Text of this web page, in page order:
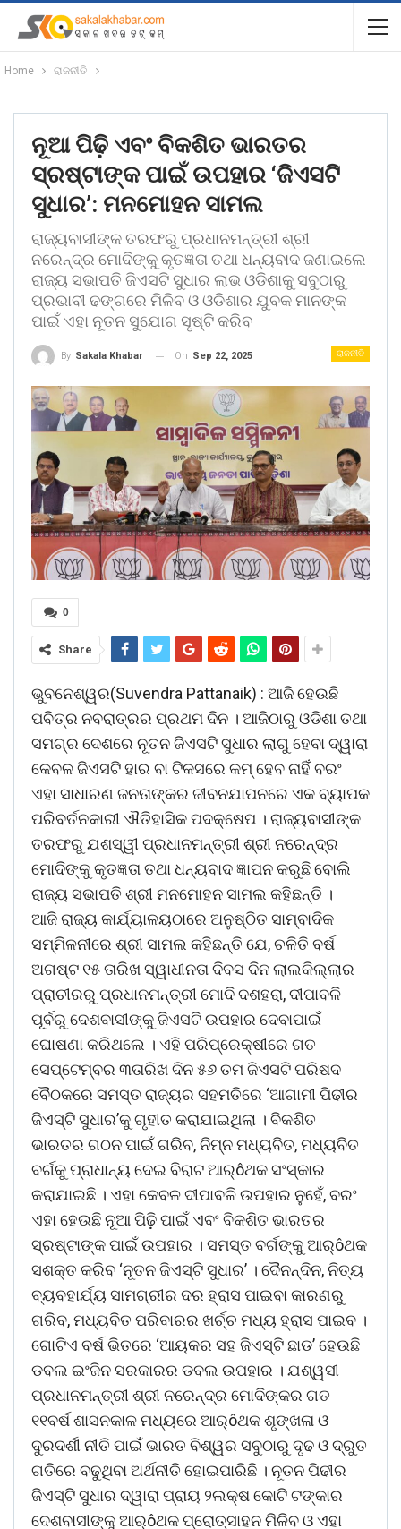
Home ରାଜନୀତି
ନୂଆ ପିଢ଼ି ଏବଂ ବିକଶିତ ଭାରତର
ସ୍ରଷ୍ଟାଙ୍କ ପାଇଁ ଉପହାର ‘ଜିଏସଟି
ସୁଧାର’: ମନମୋହନ ସାମଲ
ରାଜ୍ୟବାସୀଙ୍କ ତରଫରୁ ପ୍ରଧାନମନ୍ତ୍ରୀ ଶ୍ରୀ
ନରେନ୍ଦ୍ର ମୋଦିଙ୍କୁ କୃତଜ୍ଞତା ତଥା ଧନ୍ୟବାଦ ଜଣାଇଲେ
ରାଜ୍ୟ ସଭାପତି ଜିଏସଟି ସୁଧାର ଲାଭ ଓଡିଶାକୁ ସବୁଠାରୁ
ପ୍ରଭାବୀ ଢଙ୍ଗରେ ମିଳିବ ଓ ଓଡିଶାର ଯୁବକ ମାନଙ୍କ
ପାଇଁ ଏହା ନୂତନ ସୁଯୋଗ ସୃଷ୍ଟି କରିବ
ରାଜନୀତି
By Sakala Khabar On Sep 22, 2025
0
Share
ଭୁବନେଶ୍ୱର(Suvendra Pattanaik) : ଆଜି ହେଉଛି
ପବିତ୍ର ନବରାତ୍ରର ପ୍ରଥମ ଦିନ । ଆଜିଠାରୁ ଓଡିଶା ତଥା
ସମଗ୍ର ଦେଶରେ ନୂତନ ଜିଏସଟି ସୁଧାର ଲାଗୁ ହେବା ଦ୍ୱାରା
କେବଳ ଜିଏସଟି ହାର ବା ଟିକସରେ କମ୍ ହେବ ନାହିଁ ବରଂ
ଏହା ସାଧାରଣ ଜନତାଙ୍କର ଜୀବନଯାପନରେ ଏକ ବ୍ୟାପକ
ପରିବର୍ତନକାରୀ ଐତିହାସିକ ପଦକ୍ଷେପ । ରାଜ୍ୟବାସୀଙ୍କ
ତରଫରୁ ଯଶସ୍ୱୀ ପ୍ରଧାନମନ୍ତ୍ରୀ ଶ୍ରୀ ନରେନ୍ଦ୍ର
ମୋଦିଙ୍କୁ କୃତଜ୍ଞତା ତଥା ଧନ୍ୟବାଦ ଜ୍ଞାପନ କରୁଛି ବୋଲି
ରାଜ୍ୟ ସଭାପତି ଶ୍ରୀ ମନମୋହନ ସାମଲ କହିଛନ୍ତି ।
ଆଜି ରାଜ୍ୟ କାର୍ଯ୍ୟାଳୟଠାରେ ଅନୁଷ୍ଠିତ ସାମ୍ବାଦିକ
ସମ୍ମିଳନୀରେ ଶ୍ରୀ ସାମଲ କହିଛନ୍ତି ଯେ, ଚଳିତି ବର୍ଷ
ଅଗଷ୍ଟ ୧୫ ତାରିଖ ସ୍ୱାଧୀନତା ଦିବସ ଦିନ ଲାଲକିଲ୍ଲାର
ପ୍ରାଚୀରରୁ ପ୍ରଧାନମନ୍ତ୍ରୀ ମୋଦି ଦଶହରା, ଦୀପାବଳି
ପୂର୍ବରୁ ଦେଶବାସୀଙ୍କୁ ଜିଏସଟି ଉପହାର ଦେବାପାଇଁ
ଘୋଷଣା କରିଥଲେ । ଏହି ପରିପ୍ରେକ୍ଷୀରେ ଗତ
ସେପ୍ଟେମ୍ବର ୩ତାରିଖ ଦିନ ୫୬ ତମ ଜିଏସଟି ପରିଷଦ
ବୈଠକରେ ସମସ୍ତ ରାଜ୍ୟର ସହମତିରେ ‘ଆଗାମୀ ପିଢୀର
ଜିଏସ୍‌ଟି ସୁଧାର’କୁ ଗୃହୀତ କରାଯାଇଥିଲା । ବିକଶିତ
ଭାରତର ଗଠନ ପାଇଁ ଗରିବ, ନିମ୍ନ ମଧ୍ୟବିତ, ମଧ୍ୟବିତ
ବର୍ଗକୁ ପ୍ରାଧାନ୍ୟ ଦେଇ ବିରାଟ ଆର୍ôଥକ ସଂସ୍କାର
କରାଯାଇଛି । ଏହା କେବଳ ଦୀପାବଳି ଉପହାର ନୁହେଁ, ବରଂ
ଏହା ହେଉଛି ନୂଆ ପିଢ଼ି ପାଇଁ ଏବଂ ବିକଶିତ ଭାରତର
ସ୍ରଷ୍ଟାଙ୍କ ପାଇଁ ଉପହାର । ସମସ୍ତ ବର୍ଗଙ୍କୁ ଆର୍ôଥକ
ସଶକ୍ତ କରିବ ‘ନୂତନ ଜିଏସ୍‌ଟି ସୁଧାର’ । ଦୈନନ୍ଦିନ, ନିତ୍ୟ
ବ୍ୟବହାର୍ଯ୍ୟ ସାମଗ୍ରୀର ଦର ହ୍ରାସ ପାଇବା କାରଣରୁ
ଗରିବ, ମଧ୍ୟବିତ ପରିବାରର ଖର୍ଚ୍ଚ ମଧ୍ୟ ହ୍ରାସ ପାଇବ ।
ଗୋଟିଏ ବର୍ଷ ଭିତରେ ‘ଆୟକର ସହ ଜିଏସ୍‌ଟି ଛାଡ’ ହେଉଛି
ଡବଲ ଇଂଜିନ ସରକାରର ଡବଲ ଉପହାର । ଯଶ୍ୱସୀ
ପ୍ରଧାନମନ୍ତ୍ରୀ ଶ୍ରୀ ନରେନ୍ଦ୍ର ମୋଦିଙ୍କର ଗତ
୧୧ବର୍ଷ ଶାସନକାଳ ମଧ୍ୟରେ ଆର୍ôଥକ ଶୃଙ୍ଖଳା ଓ
ଦୁରଦର୍ଶୀ ନୀତି ପାଇଁ ଭାରତ ବିଶ୍ୱର ସବୁଠାରୁ ଦୃଢ ଓ ଦ୍ରୁତ
ଗତିରେ ବଢୁଥିବା ଅର୍ଥନୀତି ହୋଇପାରିଛି । ନୂତନ ପିଢୀର
ଜିଏସ୍‌ଟି ସୁଧାର ଦ୍ୱାରା ପ୍ରାୟ ୨ଲକ୍ଷ କୋଟି ଟଙ୍କାର
ଦେଶବାସୀଙ୍କୁ ଆର୍ôଥକ ପ୍ରୋତ୍ସାହନ ମିଳିବ ଓ ଏହା